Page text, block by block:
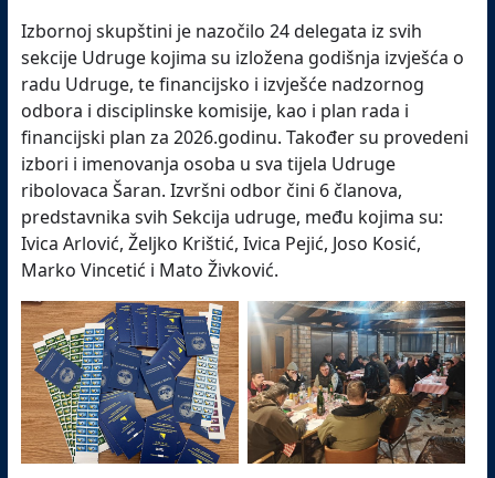
Izbornoj skupštini je nazočilo 24 delegata iz svih
sekcije Udruge kojima su izložena godišnja izvješća o
radu Udruge, te financijsko i izvješće nadzornog
odbora i disciplinske komisije, kao i plan rada i
financijski plan za 2026.godinu. Također su provedeni
izbori i imenovanja osoba u sva tijela Udruge
ribolovaca Šaran. Izvršni odbor čini 6 članova,
predstavnika svih Sekcija udruge, među kojima su:
Ivica Arlović, Željko Krištić, Ivica Pejić, Joso Kosić,
Marko Vincetić i Mato Živković.